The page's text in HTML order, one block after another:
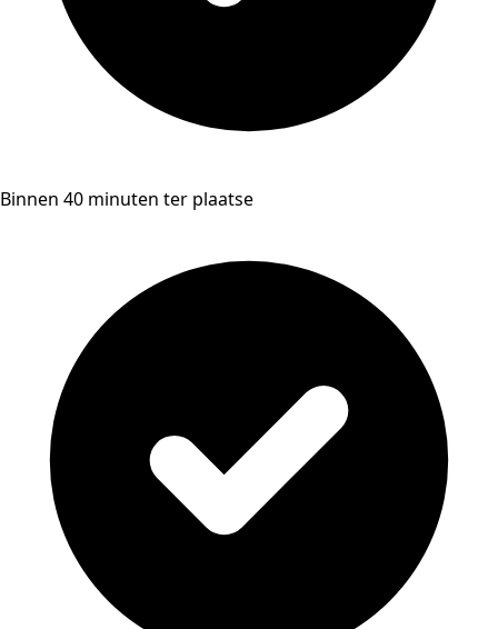
Binnen 40 minuten ter plaatse